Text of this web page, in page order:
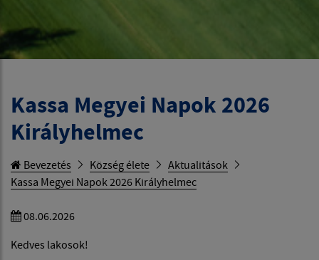
Kassa Megyei Napok 2026
Királyhelmec
Bevezetés Község élete
Aktualitások
Kassa Megyei Napok 2026 Királyhelmec
08.06.2026
Kedves lakosok!